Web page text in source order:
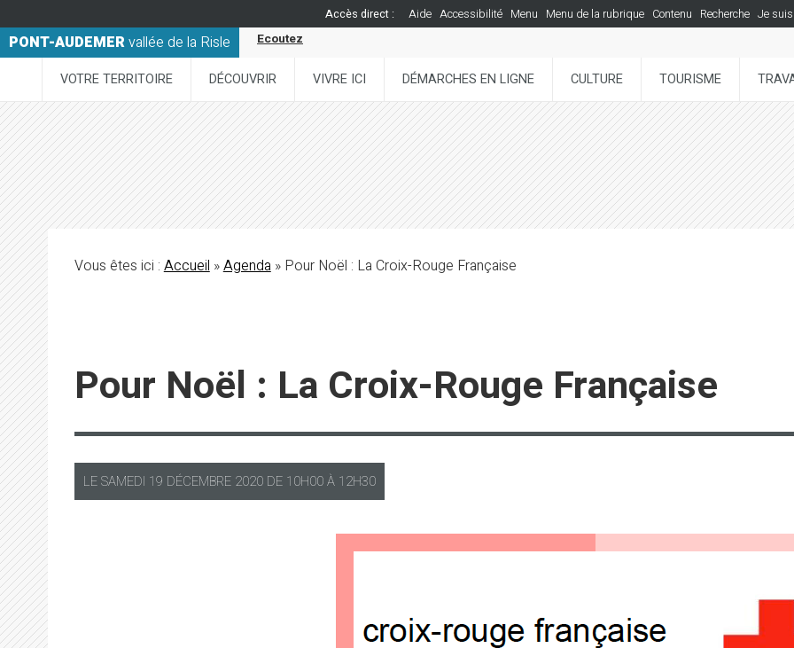
Accès direct : Aide Accessibilité Menu Menu de la rubrique Contenu Recherche Je suis
PONT-AUDEMERvallée de la Risle Ecoutez
VOTRE TERRITOIRE DÉCOUVRIR VIVRE ICI DÉMARCHES EN LIGNE CULTURE TOURISME
Vous êtes ici :Accueil»Agenda» Pour Noël : La Croix-Rouge Française
Pour Noël : La Croix-Rouge Française
LESAMEDI 19 DÉCEMBRE 2020 DE 10H00À 12H30